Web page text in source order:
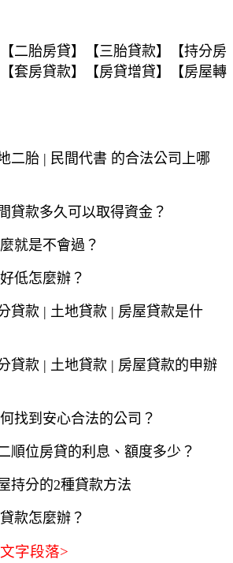
二胎房貸】【三胎貸款】【持分房
套房貸款】【房貸增貸】【房屋轉
二胎 | 民間代書 的合法公司上哪
貸款多久可以取得資金？
就是不會過？
低怎麼辦？
貸款 | 土地貸款 | 房屋貸款是什
貸款 | 土地貸款 | 房屋貸款的申辦
找到安心合法的公司？
順位房貸的利息、額度多少？
持分的2種貸款方法
款怎麼辦？
字段落>